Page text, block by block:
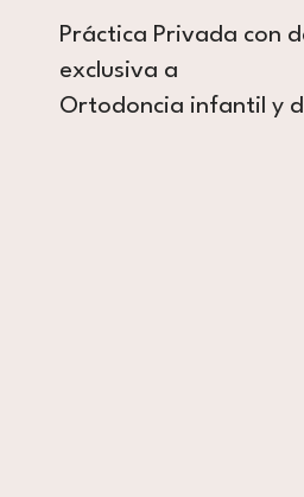
Práctica Privada con
exclusiva a
Ortodoncia infantil y